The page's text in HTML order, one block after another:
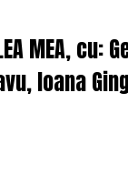
cu:
Ioana